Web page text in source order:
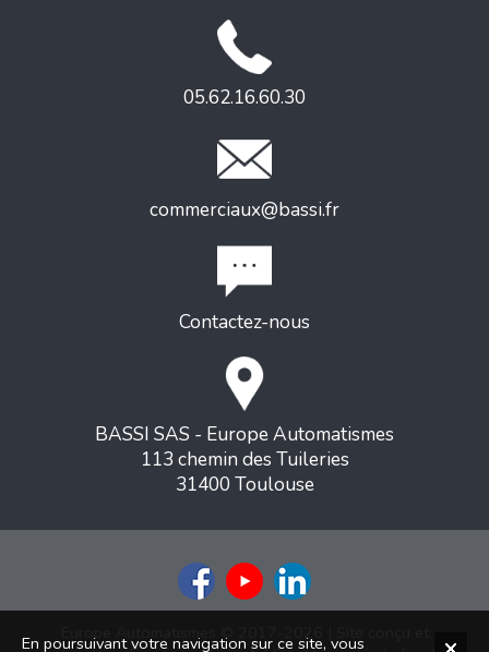
05.62.16.60.30
commerciaux@bassi.fr
Contactez-nous
BASSI SAS - Europe Automatismes
113 chemin des Tuileries
31400 Toulouse
Europe Automatismes © 2017-2026 | Site conçu et
En poursuivant votre navigation sur ce site, vous